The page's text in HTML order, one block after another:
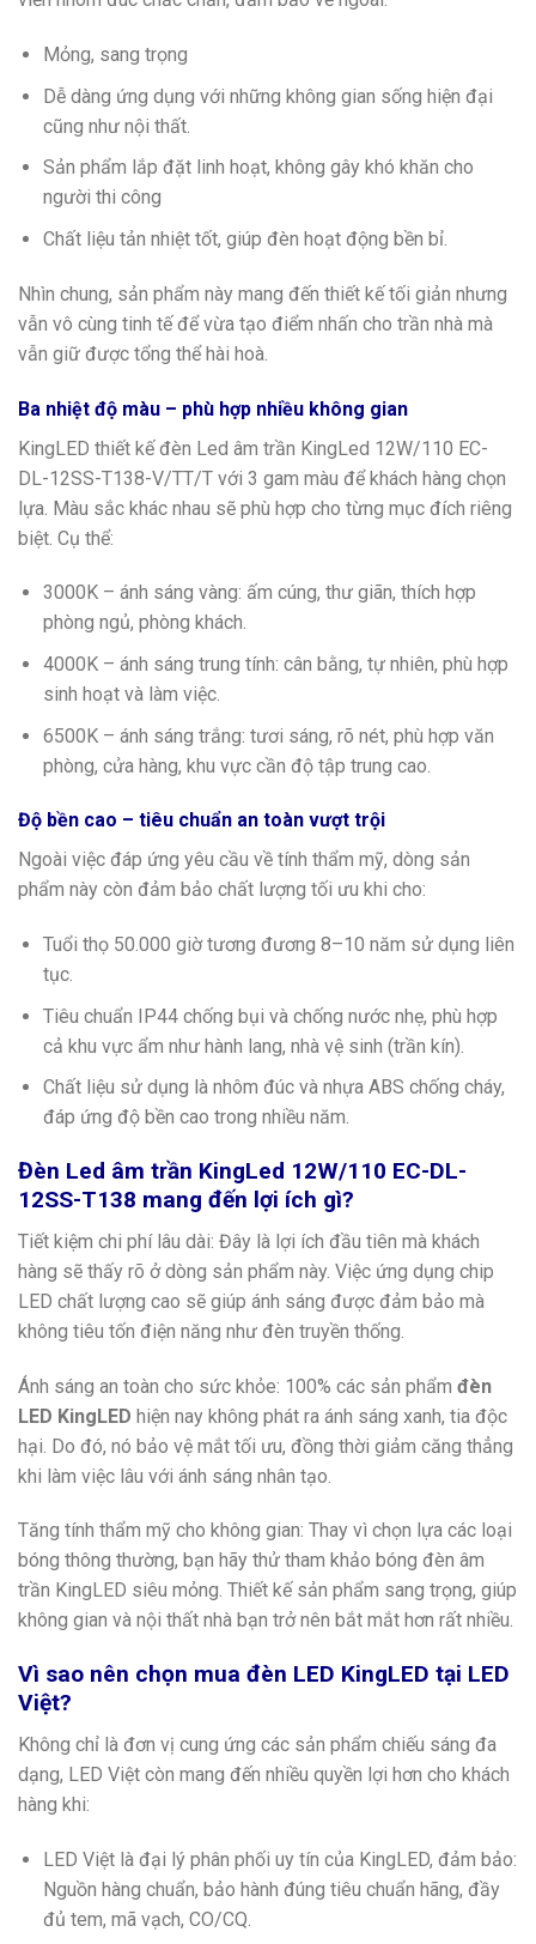
Mỏng, sang trọng
Dễ dàng ứng dụng với những không gian sống hiện đại
cũng như nội thất.
Sản phẩm lắp đặt linh hoạt, không gây khó khăn cho
người thi công
Chất liệu tản nhiệt tốt, giúp đèn hoạt động bền bỉ.
Nhìn chung, sản phẩm này mang đến thiết kế tối giản nhưng
vẫn vô cùng tinh tế để vừa tạo điểm nhấn cho trần nhà mà
vẫn giữ được tổng thể hài hoà.
Ba nhiệt độ màu – phù hợp nhiều không gian
KingLED thiết kế đèn Led âm trần KingLed 12W/110 EC-
DL-12SS-T138-V/TT/T với 3 gam màu để khách hàng chọn
lựa. Màu sắc khác nhau sẽ phù hợp cho từng mục đích riêng
biệt. Cụ thể:
3000K – ánh sáng vàng: ấm cúng, thư giãn, thích hợp
phòng ngủ, phòng khách.
4000K – ánh sáng trung tính: cân bằng, tự nhiên, phù hợp
sinh hoạt và làm việc.
6500K – ánh sáng trắng: tươi sáng, rõ nét, phù hợp văn
phòng, cửa hàng, khu vực cần độ tập trung cao.
Độ bền cao – tiêu chuẩn an toàn vượt trội
Ngoài việc đáp ứng yêu cầu về tính thẩm mỹ, dòng sản
phẩm này còn đảm bảo chất lượng tối ưu khi cho:
Tuổi thọ 50.000 giờ tương đương 8–10 năm sử dụng liên
tục.
Tiêu chuẩn IP44 chống bụi và chống nước nhẹ, phù hợp
cả khu vực ẩm như hành lang, nhà vệ sinh (trần kín).
Chất liệu sử dụng là nhôm đúc và nhựa ABS chống cháy,
đáp ứng độ bền cao trong nhiều năm.
Đèn Led âm trần KingLed 12W/110 EC-DL-
12SS-T138 mang đến lợi ích gì?
Tiết kiệm chi phí lâu dài: Đây là lợi ích đầu tiên mà khách
hàng sẽ thấy rõ ở dòng sản phẩm này. Việc ứng dụng chip
LED chất lượng cao sẽ giúp ánh sáng được đảm bảo mà
không tiêu tốn điện năng như đèn truyền thống.
Ánh sáng an toàn cho sức khỏe: 100% các sản phẩm đèn
LED KingLED hiện nay không phát ra ánh sáng xanh, tia độc
hại. Do đó, nó bảo vệ mắt tối ưu, đồng thời giảm căng thẳng
khi làm việc lâu với ánh sáng nhân tạo.
Tăng tính thẩm mỹ cho không gian: Thay vì chọn lựa các loại
bóng thông thường, bạn hãy thử tham khảo bóng đèn âm
trần KingLED siêu mỏng. Thiết kế sản phẩm sang trọng, giúp
không gian và nội thất nhà bạn trở nên bắt mắt hơn rất nhiều.
Vì sao nên chọn mua đèn LED KingLED tại LED
Việt?
Không chỉ là đơn vị cung ứng các sản phẩm chiếu sáng đa
dạng, LED Việt còn mang đến nhiều quyền lợi hơn cho khách
hàng khi:
LED Việt là đại lý phân phối uy tín của KingLED, đảm bảo:
Nguồn hàng chuẩn, bảo hành đúng tiêu chuẩn hãng, đầy
đủ tem, mã vạch, CO/CQ.